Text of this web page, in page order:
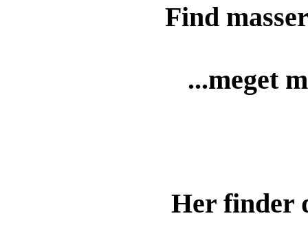
Find
...meget
Her finder